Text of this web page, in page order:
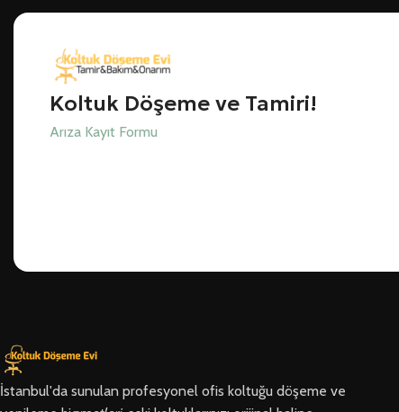
Koltuk Döşeme ve Tamiri!
Arıza Kayıt Formu
İstanbul'da sunulan profesyonel ofis koltuğu döşeme ve